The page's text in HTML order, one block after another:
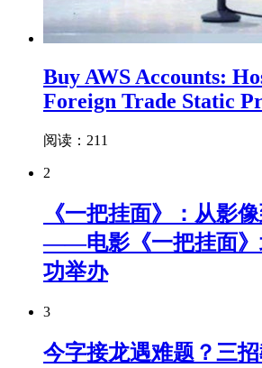
Buy AWS Accounts:
Foreign Trade Static
阅读：211
2
《一把挂面》：从影
——电影《一把挂面》
功举办
3
今字接龙遇难题？三